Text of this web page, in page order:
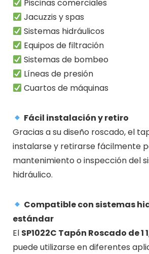
Piscinas comerciales
Jacuzzis y spas
Sistemas hidráulicos
Equipos de filtración
Sistemas de bombeo
Líneas de presión
Cuartos de máquinas
Fácil instalación y retiro
Gracias a su diseño roscado, el
instalarse y retirarse fácilmente
mantenimiento o inspección del
hidráulico.
Compatible con sistemas
estándar
El SP1022C Tapón Roscado de 1
puede utilizarse en diferentes